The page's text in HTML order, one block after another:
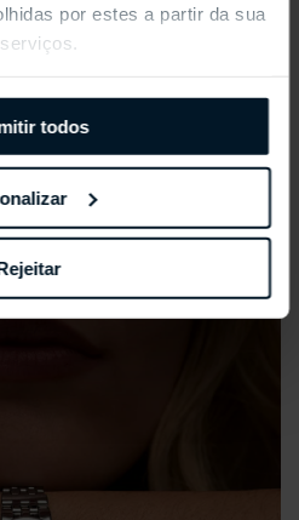
por estes a partir da sua
todos